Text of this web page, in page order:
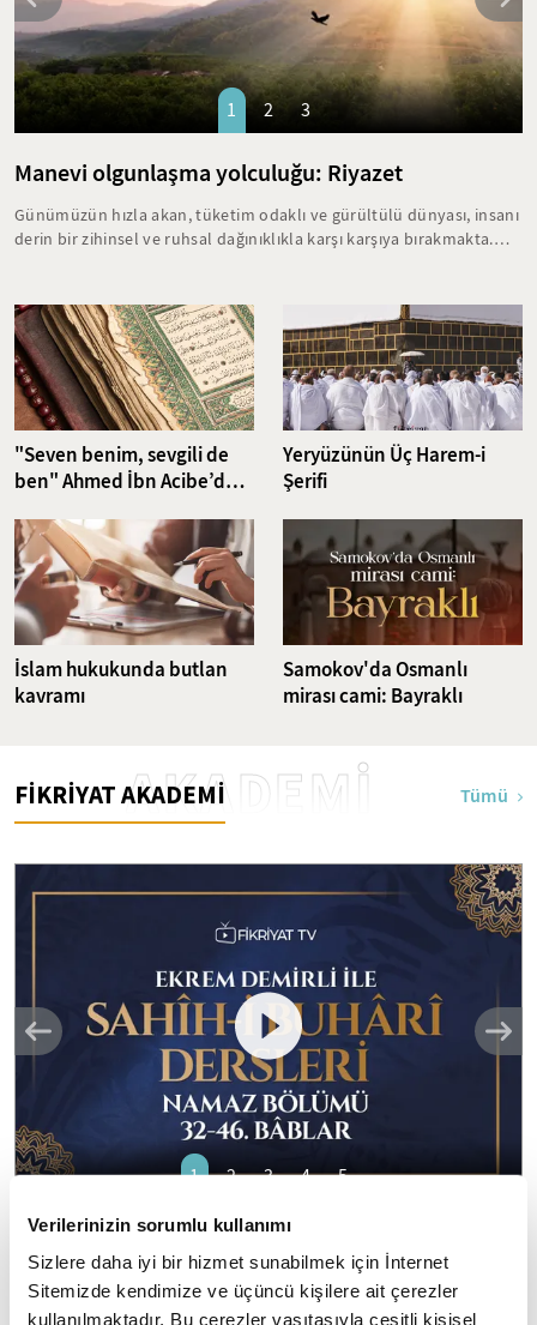
Verilerinizin sorumlu kullanımı
Sizlere daha iyi bir hizmet sunabilmek için İnternet
Sitemizde kendimize ve üçüncü kişilere ait çerezler
kullanılmaktadır. Bu çerezler vasıtasıyla çeşitli kişisel
Manevi olgunlaşma yolculuğu: Riyazet
Günümüzün hızla akan, tüketim odaklı ve gürültülü dünyası, insanı
derin bir zihinsel ve ruhsal dağınıklıkla karşı karşıya bırakmakta.
güncelliğini korumakta. Bu çalışma, klasikten günümüze uzanan
ruhsal disiplin yöntemlerini ve bu yöntemlerin günümüz
dünyasındaki karşılıklarını ele alıyor.
1 2 3
"Seven benim, sevgili de
ben" Ahmed İbn Acibe’den
Yeryüzünün Üç Harem-i
Şerifi
İslam hukukunda butlan
kavramı
Samokov'da Osmanlı
mirası cami: Bayraklı
FİKRİYAT AKADEMİAKADEMİ Tümü
Ekrem Demirli ile Sahih-i Buhari Dersleri:
Namaz Bölümü 32-46. Bâblar - 43. Bölüm
"el Camiu's Sahih": Eser daha çok "Sahihi Buhari" adıyla
1 2 3 4 5